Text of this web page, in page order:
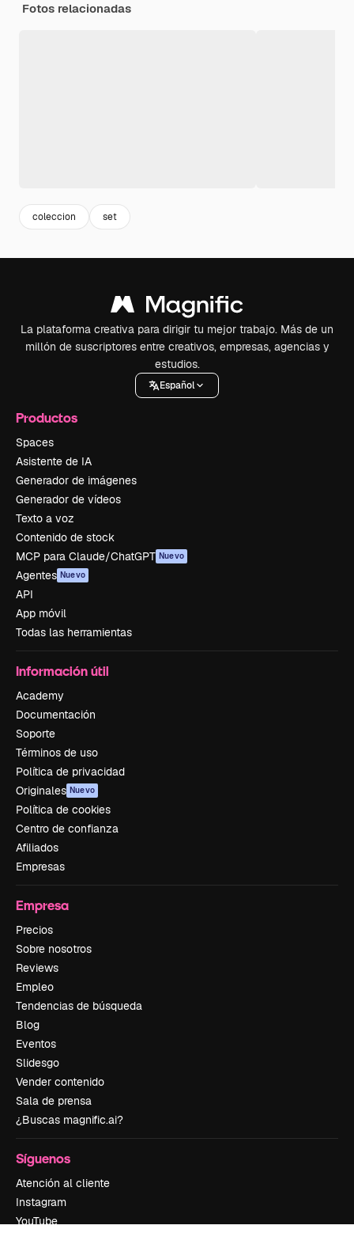
Fotos relacionadas
coleccion set
La plataforma creativa para dirigir tu mejor trabajo. Más de un
millón de suscriptores entre creativos, empresas, agencias y
estudios.
Español
Productos
Spaces
Asistente de IA
Generador de imágenes
Generador de vídeos
Texto a voz
Contenido de stock
MCP para Claude/ChatGPT Nuevo
Agentes Nuevo
API
App móvil
Todas las herramientas
Información útil
Academy
Documentación
Soporte
Términos de uso
Política de privacidad
Originales Nuevo
Política de cookies
Centro de confianza
Afiliados
Empresas
Empresa
Precios
Sobre nosotros
Reviews
Empleo
Tendencias de búsqueda
Blog
Eventos
Slidesgo
Vender contenido
Sala de prensa
¿Buscas magnific.ai?
Síguenos
Atención al cliente
Instagram
YouTube